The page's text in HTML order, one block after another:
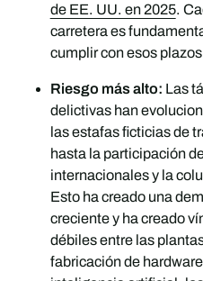
de EE. UU. en 2025.
carretera es
cumplir con esos
Riesgo más alto: Las
delictivas han
las estafas ficticias de
hasta la participación
internacionales y la
Esto ha creado una
creciente y ha creado
débiles entre las
fabricación de